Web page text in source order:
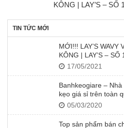
KÔNG | LAY’S – SỐ
TIN TỨC MỚI
MỚI!!! LAY’S WAVY
KÔNG | LAY’S – SỐ
17/05/2021
Banhkeogiare –
kẹo giá sỉ trên toàn
05/03/2020
Top sản phẩm bán